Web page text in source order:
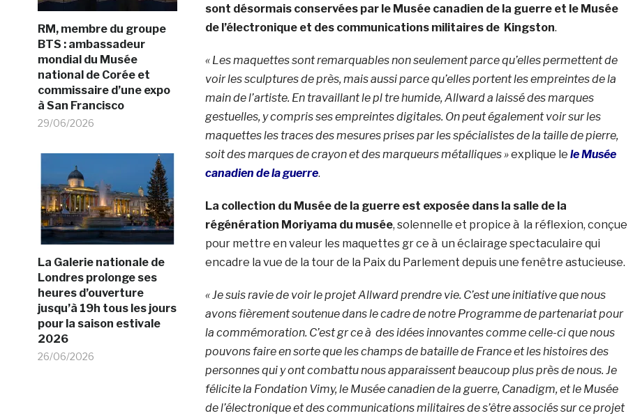
RM, membre du groupe
BTS : ambassadeur
mondial du Musée
national de Corée et
commissaire d’une expo
à San Francisco
29/06/2026
La Galerie nationale de
Londres prolonge ses
heures d’ouverture
jusqu’à 19h tous les jours
pour la saison estivale
2026
26/06/2026
sont désormais conservées par le Musée canadien de la guerre et le Musée
de l’électronique et des communications militaires de Kingston.
« Les maquettes sont remarquables non seulement parce qu’elles permettent de
voir les sculptures de près, mais aussi parce qu’elles portent les empreintes de la
main de l’artiste. En travaillant le pl tre humide, Allward a laissé des marques
gestuelles, y compris ses empreintes digitales. On peut également voir sur les
maquettes les traces des mesures prises par les spécialistes de la taille de pierre,
soit des marques de crayon et des marqueurs métalliques »explique le le Musée
canadien de la guerre.
La collection du Musée de la guerre est exposée dans la salle de la
régénération Moriyama du musée, solennelle et propice à la réflexion, conçue
pour mettre en valeur les maquettes gr ce à un éclairage spectaculaire qui
encadre la vue de la tour de la Paix du Parlement depuis une fenêtre astucieuse.
« Je suis ravie de voir le projet Allward prendre vie. C’est une initiative que nous
avons fièrement soutenue dans le cadre de notre Programme de partenariat pour
la commémoration. C’est gr ce à des idées innovantes comme celle-ci que nous
pouvons faire en sorte que les champs de bataille de Franceet les histoires des
personnes qui y ont combattu nous apparaissent beaucoup plus près de nous. Je
félicite la Fondation Vimy, le Musée canadien de la guerre, Canadigm, et le Musée
de l’électronique et des communications militaires de s’être associés sur ce projet